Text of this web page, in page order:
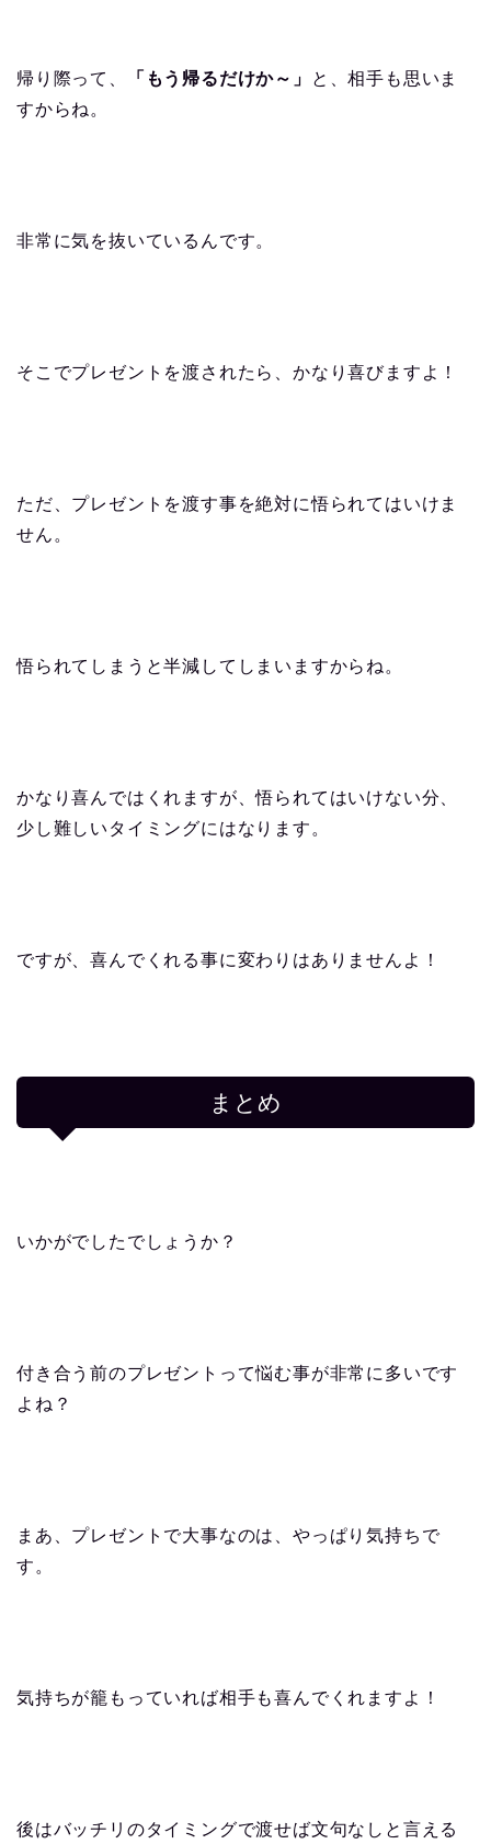
帰り際って、 「もう帰るだけか～」
と、相手も思いま
すからね。
非常に気を抜いているんです。
そこでプレゼントを渡されたら、かなり喜びますよ！
ただ、プレゼントを渡す事を絶対に悟られてはいけま
せん。
悟られてしまうと半減してしまいますからね。
かなり喜んではくれますが、悟られてはいけない分、
少し難しいタイミングにはなります。
ですが、喜んでくれる事に変わりはありませんよ！
まとめ
いかがでしたでしょうか？
付き合う前のプレゼントって悩む事が非常に多いです
よね？
まあ、プレゼントで大事なのは、やっぱり気持ちで
す。
気持ちが籠もっていれば相手も喜んでくれますよ！
後はバッチリのタイミングで渡せば文句なしと言える